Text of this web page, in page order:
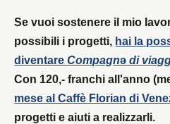
Se vuoi sostenere il mio
possibili i progetti, hai la
diventareCompagnə di
Con 120,- franchi all'anno
mese al Caffè Florian di
progetti e aiuti a realizzarli.